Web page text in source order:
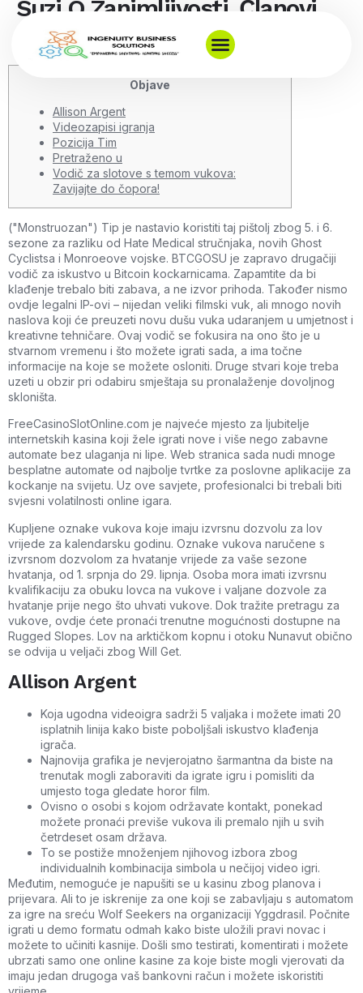
Suzi Q Zanimljivosti, Članovi
obitelji, Biografija
Objave
Allison Argent
Videozapisi igranja
Pozicija Tim
Pretraženo u
Vodič za slotove s temom vukova:
Zavijajte do čopora!
("Monstruozan") Tip je nastavio koristiti taj pištolj zbog 5. i 6.
sezone za razliku od Hate Medical stručnjaka, novih Ghost
Cyclistsa i Monroeove vojske. BTCGOSU je zapravo drugačiji
vodič za iskustvo u Bitcoin kockarnicama. Zapamtite da bi
klađenje trebalo biti zabava, a ne izvor prihoda. Također nismo
ovdje legalni IP-ovi – nijedan veliki filmski vuk, ali mnogo novih
naslova koji će preuzeti novu dušu vuka udaranjem u umjetnost i
kreativne tehničare. Ovaj vodič se fokusira na ono što je u
stvarnom vremenu i što možete igrati sada, a ima točne
informacije na koje se možete osloniti. Druge stvari koje treba
uzeti u obzir pri odabiru smještaja su pronalaženje dovoljnog
skloništa.
FreeCasinoSlotOnline.com je najveće mjesto za ljubitelje
internetskih kasina koji žele igrati nove i više nego zabavne
automate bez ulaganja ni lipe. Web stranica sada nudi mnoge
besplatne automate od najbolje tvrtke za poslovne aplikacije za
kockanje na svijetu. Uz ove savjete, profesionalci bi trebali biti
svjesni volatilnosti online igara.
Kupljene oznake vukova koje imaju izvrsnu dozvolu za lov
vrijede za kalendarsku godinu. Oznake vukova naručene s
izvrsnom dozvolom za hvatanje vrijede za vaše sezone
hvatanja, od 1. srpnja do 29. lipnja. Osoba mora imati izvrsnu
kvalifikaciju za obuku lovca na vukove i valjane dozvole za
hvatanje prije nego što uhvati vukove. Dok tražite pretragu za
vukove, ovdje ćete pronaći trenutne mogućnosti dostupne na
Rugged Slopes. Lov na arktičkom kopnu i otoku Nunavut obično
se odvija u veljači zbog Will Get.
Allison Argent
Koja ugodna videoigra sadrži 5 valjaka i možete imati 20
isplatnih linija kako biste poboljšali iskustvo klađenja
igrača.
Najnovija grafika je nevjerojatno šarmantna da biste na
trenutak mogli zaboraviti da igrate igru ​​i pomisliti da
umjesto toga gledate horor film.
Ovisno o osobi s kojom održavate kontakt, ponekad
možete pronaći previše vukova ili premalo njih u svih
četrdeset osam država.
To se postiže množenjem njihovog izbora zbog
individualnih kombinacija simbola u nečijoj video igri.
Međutim, nemoguće je napušiti se u kasinu zbog planova i
prijevara. Ali to je iskrenije za one koji se zabavljaju s automatom
za igre na sreću Wolf Seekers na organizaciji Yggdrasil. Počnite
igrati u demo formatu odmah kako biste uložili pravi novac i
možete to učiniti kasnije. Došli smo testirati, komentirati i možete
ubrzati samo one online kasine za koje biste mogli vjerovati da
imaju jedan drugoga vaš bankovni račun i možete iskoristiti